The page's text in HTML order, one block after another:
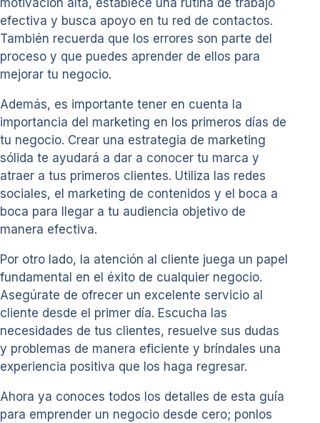
motivación alta, establece una rutina de trabajo
efectiva y busca apoyo en tu red de contactos.
También recuerda que los errores son parte del
proceso y que puedes aprender de ellos para
mejorar tu negocio.
Además, es importante tener en cuenta la
importancia del marketing en los primeros días de
tu negocio. Crear una estrategia de marketing
sólida te ayudará a dar a conocer tu marca y
atraer a tus primeros clientes. Utiliza las redes
sociales, el marketing de contenidos y el boca a
boca para llegar a tu audiencia objetivo de
manera efectiva.
Por otro lado, la atención al cliente juega un papel
fundamental en el éxito de cualquier negocio.
Asegúrate de ofrecer un excelente servicio al
cliente desde el primer día. Escucha las
necesidades de tus clientes, resuelve sus dudas
y problemas de manera eficiente y bríndales una
experiencia positiva que los haga regresar.
Ahora ya conoces todos los detalles de esta guía
para emprender un negocio desde cero; ponlos